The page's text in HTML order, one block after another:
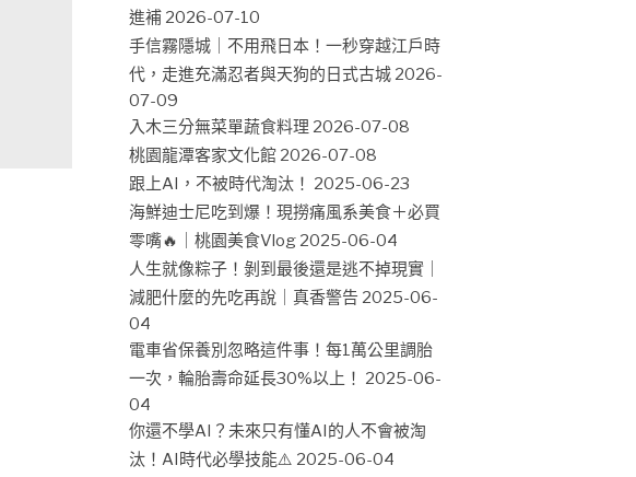
進補 2026-07-10
手信霧隱城｜不用飛日本！一秒穿越江戶時
代，走進充滿忍者與天狗的日式古城 2026-
07-09
入木三分無菜單蔬食料理 2026-07-08
桃園龍潭客家文化館 2026-07-08
跟上AI，不被時代淘汰！ 2025-06-23
海鮮迪士尼吃到爆！現撈痛風系美食＋必買
零嘴🔥｜桃園美食Vlog 2025-06-04
人生就像粽子！剝到最後還是逃不掉現實｜
減肥什麼的先吃再說｜真香警告 2025-06-
04
電車省保養別忽略這件事！每1萬公里調胎
一次，輪胎壽命延長30%以上！ 2025-06-
04
你還不學AI？未來只有懂AI的人不會被淘
汰！AI時代必學技能⚠️ 2025-06-04